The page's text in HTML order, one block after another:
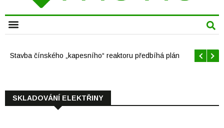
Stavba čínského „kapesního“ reaktoru předbíhá plán
SKLADOVÁNÍ ELEKTŘINY